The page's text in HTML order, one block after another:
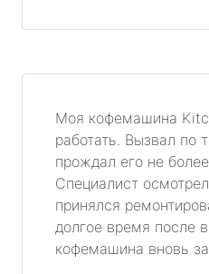
Моя кофемашина
работать. Вызвал по
прождал его не
Специалист
принялся
долгое время после
кофемашина вновь